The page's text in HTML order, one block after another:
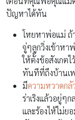
ปัญหาได้ทัน
โหยหาพ่อแม่ ถ้
จู่ๆลูกวิ่งเข้าห
ให้ตั้งข้อสังเกต
ทันทีที่ถึงบ้านเพ
มีความหวาดกลั
ร่าเริงแล้วอยู่ๆก
และร้องไห้ไม่ย